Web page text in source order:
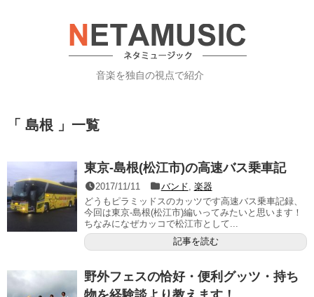
音楽を独自の視点で紹介
「 島根 」一覧
東京-島根(松江市)の高速バス乗車記
2017/11/11 バンド 楽器
どうもピラミッドスのカッツです高速バス乗車記録、
今回は東京-島根(松江市)編いってみたいと思います！
ちなみになぜカッコで松江市として...
記事を読む
野外フェスの恰好・便利グッツ・持ち